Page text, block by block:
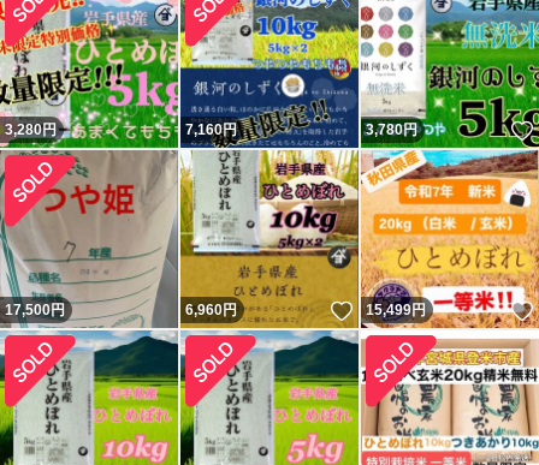
3,280円 7,160円 3,780円
17,500円 6,960円 いいね！
15,499円